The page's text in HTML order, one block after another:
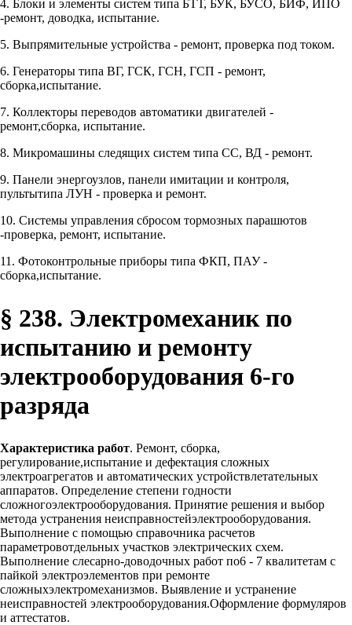
4. Блоки и элементы систем типа БТТ, БУК, БУСО, БИФ, ИПО
-ремонт, доводка, испытание.
5. Выпрямительные устройства - ремонт, проверка под током.
6. Генераторы типа ВГ, ГСК, ГСН, ГСП - ремонт,
сборка,испытание.
7. Коллекторы переводов автоматики двигателей -
ремонт,сборка, испытание.
8. Микромашины следящих систем типа СС, ВД - ремонт.
9. Панели энергоузлов, панели имитации и контроля,
пультытипа ЛУН - проверка и ремонт.
10. Системы управления сбросом тормозных парашютов
-проверка, ремонт, испытание.
11. Фотоконтрольные приборы типа ФКП, ПАУ -
сборка,испытание.
§ 238. Электромеханик по
испытанию и ремонту
электрооборудования 6-го
разряда
Характеристика работ. Ремонт, сборка,
регулирование,испытание и дефектация сложных
электроагрегатов и автоматических устройствлетательных
аппаратов. Определение степени годности
сложногоэлектрооборудования. Принятие решения и выбор
метода устранения неисправностейэлектрооборудования.
Выполнение с помощью справочника расчетов
параметровотдельных участков электрических схем.
Выполнение слесарно-доводочных работ по6 - 7 квалитетам с
пайкой электроэлементов при ремонте
сложныхэлектромеханизмов. Выявление и устранение
неисправностей электрооборудования.Оформление формуляров
и аттестатов.